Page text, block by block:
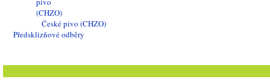
České pivo (CHZO)
Předsklizňové odběry